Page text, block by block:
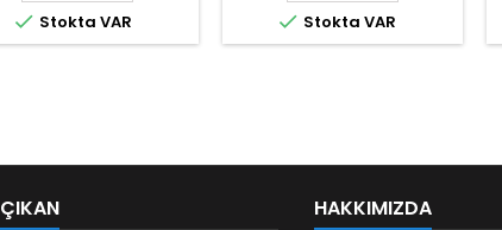
 Stokta VAR  Stokta VAR
HAKKIMIZDA